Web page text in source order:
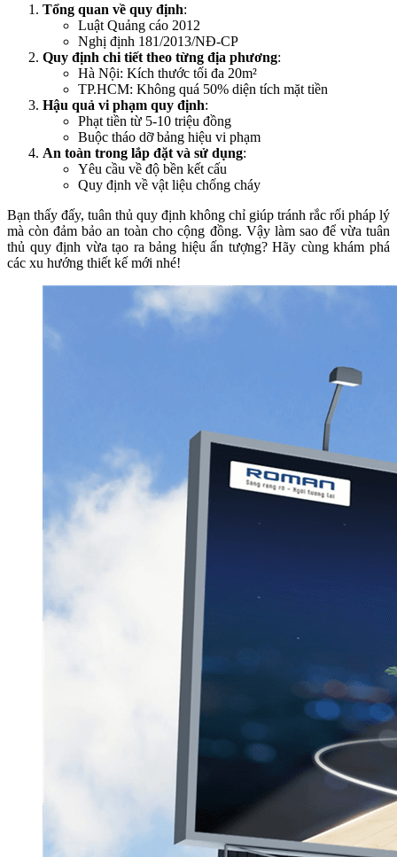
Tổng quan về quy định:
Luật Quảng cáo 2012
Nghị định 181/2013/NĐ-CP
Quy định chi tiết theo từng địa phương:
Hà Nội: Kích thước tối đa 20m²
TP.HCM: Không quá 50% diện tích mặt tiền
Hậu quả vi phạm quy định:
Phạt tiền từ 5-10 triệu đồng
Buộc tháo dỡ bảng hiệu vi phạm
An toàn trong lắp đặt và sử dụng:
Yêu cầu về độ bền kết cấu
Quy định về vật liệu chống cháy
Bạn thấy đấy, tuân thủ quy định không chỉ giúp tránh rắc rối pháp lý
mà còn đảm bảo an toàn cho cộng đồng. Vậy làm sao để vừa tuân
thủ quy định vừa tạo ra bảng hiệu ấn tượng? Hãy cùng khám phá
các xu hướng thiết kế mới nhé!